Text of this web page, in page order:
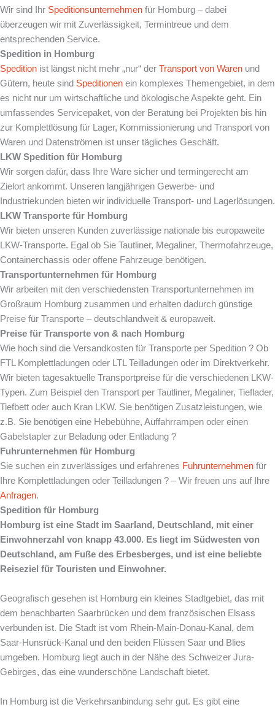
Wir sind Ihr Speditionsunternehmen für Homburg – dabei
überzeugen wir mit Zuverlässigkeit, Termintreue und dem
entsprechenden Service.
Spedition in Homburg
Spedition ist längst nicht mehr „nur“ der Transport von Waren und
Gütern, heute sind Speditionen ein komplexes Themengebiet, in dem
es nicht nur um wirtschaftliche und ökologische Aspekte geht. Ein
umfassendes Servicepaket, von der Beratung bei Projekten bis hin
zur Komplettlösung für Lager, Kommissionierung und Transport von
Waren und Datenströmen ist unser tägliches Geschäft.
LKW Spedition für Homburg
Wir sorgen dafür, dass Ihre Ware sicher und termingerecht am
Zielort ankommt. Unseren langjährigen Gewerbe- und
Industriekunden bieten wir individuelle Transport- und Lagerlösungen.
LKW Transporte für Homburg
Wir bieten unseren Kunden zuverlässige nationale bis europaweite
LKW-Transporte. Egal ob Sie Tautliner, Megaliner, Thermofahrzeuge,
Containerchassis oder offene Fahrzeuge benötigen.
Transportunternehmen für Homburg
Wir arbeiten mit den verschiedensten Transportunternehmen im
Großraum Homburg zusammen und erhalten dadurch günstige
Preise für Transporte – deutschlandweit & europaweit.
Preise für Transporte von & nach Homburg
Wie hoch sind die Versandkosten für Transporte per Spedition ? Ob
FTL Komplettladungen oder LTL Teilladungen oder im Direktverkehr.
Wir bieten tagesaktuelle Transportpreise für die verschiedenen LKW-
Typen. Zum Beispiel den Transport per Tautliner, Megaliner, Tieflader,
Tiefbett oder auch Kran LKW. Sie benötigen Zusatzleistungen, wie
z.B. Sie benötigen eine Hebebühne, Auffahrrampen oder einen
Gabelstapler zur Beladung oder Entladung ?
Fuhrunternehmen für Homburg
Sie suchen ein zuverlässiges und erfahrenes Fuhrunternehmen für
Ihre Komplettladungen oder Teilladungen ? – Wir freuen uns auf Ihre
Anfragen.
Spedition für Homburg
Homburg ist eine Stadt im Saarland, Deutschland, mit einer
Einwohnerzahl von knapp 43.000. Es liegt im Südwesten von
Deutschland, am Fuße des Erbesberges, und ist eine beliebte
Reiseziel für Touristen und Einwohner.
Geografisch gesehen ist Homburg ein kleines Stadtgebiet, das mit
dem benachbarten Saarbrücken und dem französischen Elsass
verbunden ist. Die Stadt ist vom Rhein-Main-Donau-Kanal, dem
Saar-Hunsrück-Kanal und den beiden Flüssen Saar und Blies
umgeben. Homburg liegt auch in der Nähe des Schweizer Jura-
Gebirges, das eine wunderschöne Landschaft bietet.
In Homburg ist die Verkehrsanbindung sehr gut. Es gibt eine